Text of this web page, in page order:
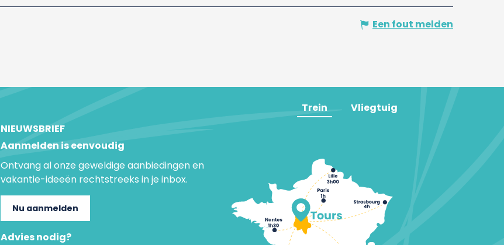
Een fout melden
NIEUWSBRIEF
Aanmelden is eenvoudig
Ontvang al onze geweldige aanbiedingen en
vakantie-ideeën rechtstreeks in je inbox.
Nu aanmelden
Advies nodig?
Trein Vliegtuig